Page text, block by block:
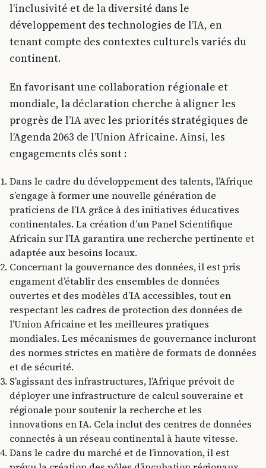
l’inclusivité et de la diversité dans le
développement des technologies de l’IA, en
tenant compte des contextes culturels variés du
continent.
En favorisant une collaboration régionale et
mondiale, la déclaration cherche à aligner les
progrès de l’IA avec les priorités stratégiques de
l’Agenda 2063 de l’Union Africaine. Ainsi, les
engagements clés sont :
Dans le cadre du développement des talents, l’Afrique
s’engage à former une nouvelle génération de
praticiens de l’IA grâce à des initiatives éducatives
continentales. La création d’un Panel Scientifique
Africain sur l’IA garantira une recherche pertinente et
adaptée aux besoins locaux.
Concernant la gouvernance des données, il est pris
engament d’établir des ensembles de données
ouvertes et des modèles d’IA accessibles, tout en
respectant les cadres de protection des données de
l’Union Africaine et les meilleures pratiques
mondiales. Les mécanismes de gouvernance incluront
des normes strictes en matière de formats de données
et de sécurité.
S’agissant des infrastructures, l’Afrique prévoit de
déployer une infrastructure de calcul souveraine et
régionale pour soutenir la recherche et les
innovations en IA. Cela inclut des centres de données
connectés à un réseau continental à haute vitesse.
Dans le cadre du marché et de l’innovation, il est